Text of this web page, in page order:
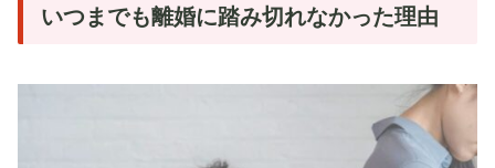
いつまでも離婚に踏み切れなかった理由